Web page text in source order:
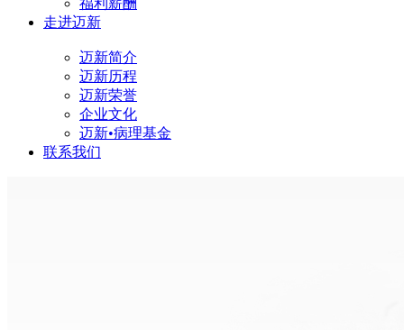
走进迈新
迈新简介
迈新历程
迈新荣誉
企业文化
迈新•病理基金
联系我们